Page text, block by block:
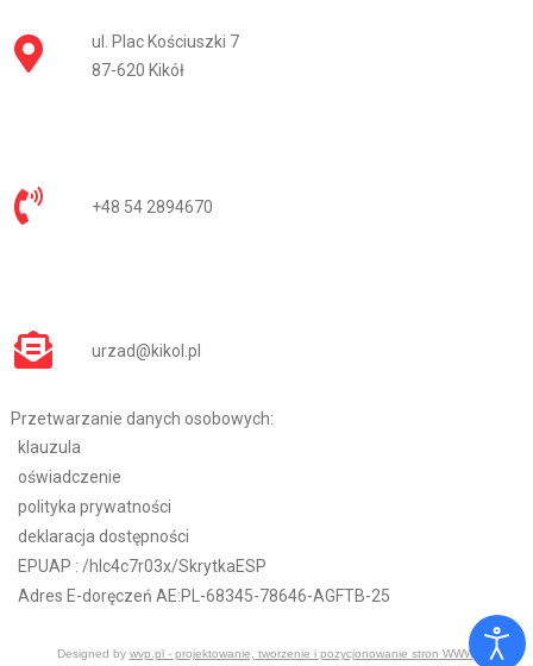
ul. Plac Kościuszki 7
87-620 Kikół
+48 54 2894670
urzad@kikol.pl
Przetwarzanie danych osobowych:
klauzula
oświadczenie
polityka prywatności
deklaracja dostępności
EPUAP : /hlc4c7r03x/SkrytkaESP
Adres E-doręczeń AE:PL-68345-78646-AGFTB-25
Designed by wvp.pl - projektowanie, tworzenie i pozycjonowanie stron WWW